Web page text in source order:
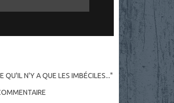
QU'IL N'Y A QUE LES IMBÉCILES..."